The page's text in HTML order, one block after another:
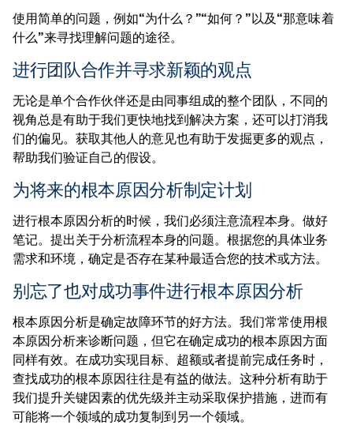
使用简单的问题，例如“为什么？”“如何？”以及“那意味着
什么”来寻找理解问题的途径。
进行团队合作并寻求新颖的观点
无论是单个合作伙伴还是由同事组成的整个团队，不同的
视角总是有助于我们更快地找到解决方案，还可以打消我
们的偏见。获取其他人的意见也有助于发掘更多的观点，
帮助我们验证自己的假设。
为将来的根本原因分析制定计划
进行根本原因分析的时候，我们必须注意流程本身。做好
笔记。提出关于分析流程本身的问题。根据您的具体业务
需求和环境，确定是否存在某种最适合您的技术或方法。
别忘了也对成功事件进行根本原因分析
根本原因分析是确定故障环节的好方法。我们常常使用根
本原因分析来诊断问题，但它在确定成功的根本原因方面
同样有效。在成功实现目标、超额或者提前完成任务时，
查找成功的根本原因往往是有益的做法。这种分析有助于
我们提升关键因素的优先级并主动采取保护措施，进而有
可能将一个领域的成功复制到另一个领域。